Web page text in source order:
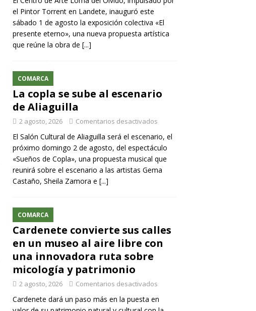
el Pintor Torrent en Landete, inauguró este
sábado 1 de agosto la exposición colectiva «El
presente eterno», una nueva propuesta artística
que reúne la obra de [...]
COMARCA
La copla se sube al escenario
de Aliaguilla
2 agosto, 2026 Comentarios desactivados
El Salón Cultural de Aliaguilla será el escenario, el
próximo domingo 2 de agosto, del espectáculo
«Sueños de Copla», una propuesta musical que
reunirá sobre el escenario a las artistas Gema
Castaño, Sheila Zamora e [...]
COMARCA
Cardenete convierte sus calles
en un museo al aire libre con
una innovadora ruta sobre
micología y patrimonio
2 agosto, 2026 Comentarios desactivados
Cardenete dará un paso más en la puesta en